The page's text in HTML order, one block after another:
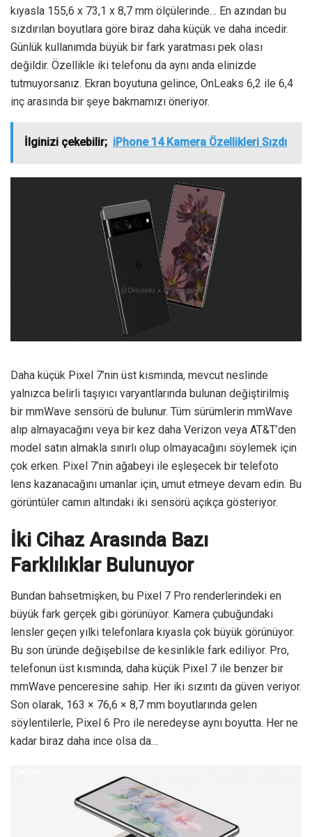
kıyasla 155,6 x 73,1 x 8,7 mm ölçülerinde… En azından bu
sızdırılan boyutlara göre biraz daha küçük ve daha incedir.
Günlük kullanımda büyük bir fark yaratması pek olası
değildir. Özellikle iki telefonu da aynı anda elinizde
tutmuyorsanız. Ekran boyutuna gelince, OnLeaks 6,2 ile 6,4
inç arasında bir şeye bakmamızı öneriyor.
İlginizi çekebilir; iPhone 14 Kamera Özellikleri Sızdı
Daha küçük Pixel 7’nin üst kısmında, mevcut neslinde
yalnızca belirli taşıyıcı varyantlarında bulunan değiştirilmiş
bir mmWave sensörü de bulunur. Tüm sürümlerin mmWave
alıp almayacağını veya bir kez daha Verizon veya AT&T’den
model satın almakla sınırlı olup olmayacağını söylemek için
çok erken. Pixel 7’nin ağabeyi ile eşleşecek bir telefoto
lens kazanacağını umanlar için, umut etmeye devam edin. Bu
görüntüler camın altındaki iki sensörü açıkça gösteriyor.
İki Cihaz Arasında Bazı
Farklılıklar Bulunuyor
Bundan bahsetmişken, bu Pixel 7 Pro renderlerindeki en
büyük fark gerçek gibi görünüyor. Kamera çubuğundaki
lensler geçen yılki telefonlara kıyasla çok büyük görünüyor.
Bu son üründe değişebilse de kesinlikle fark ediliyor. Pro,
telefonun üst kısmında, daha küçük Pixel 7 ile benzer bir
mmWave penceresine sahip. Her iki sızıntı da güven veriyor.
Son olarak, 163 × 76,6 × 8,7 mm boyutlarında gelen
söylentilerle, Pixel 6 Pro ile neredeyse aynı boyutta. Her ne
kadar biraz daha ince olsa da…